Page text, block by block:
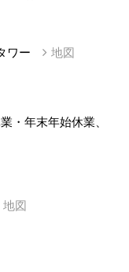
ワー
地図
・年末年始休業、
地図